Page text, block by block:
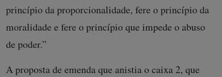
princípio da proporcionalidade, fere o princípio da
moralidade e fere o princípio que impede o abuso
de poder.”
A proposta de emenda que anistia o caixa 2, que